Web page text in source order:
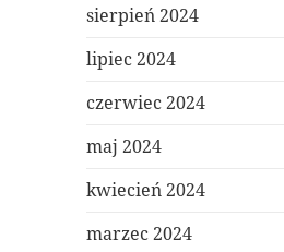
sierpień 2024
lipiec 2024
czerwiec 2024
maj 2024
kwiecień 2024
marzec 2024